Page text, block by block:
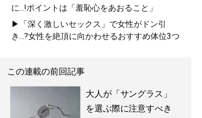
に...!ポイントは「羞恥心をあおること」
▶「深く激しいセックス」で女性がドン引
き...?女性を絶頂に向かわせるおすすめ体位3つ
この連載の前回記事
大人が「サングラス」
を選ぶ際に注意すべき